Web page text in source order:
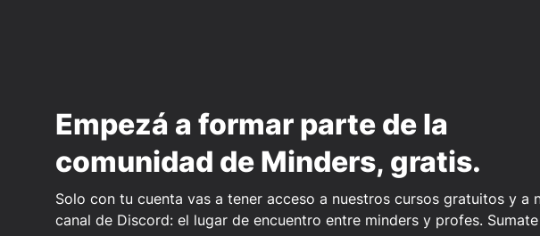
Empezá a formar parte de la
comunidad de Minders, gratis.
Solo con tu cuenta vas a tener acceso a nuestros cursos gratuitos y a
canal de Discord: el lugar de encuentro entre minders y profes.